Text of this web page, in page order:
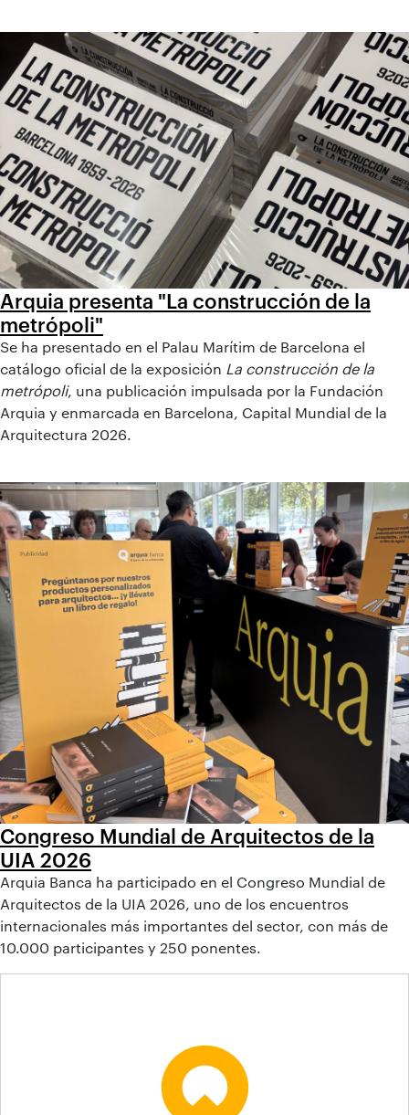
Arquia presenta "La construcción de la
metrópoli"
Se ha presentado en el Palau Marítim de Barcelona el
catálogo oficial de la exposición La construcción de la
metrópoli, una publicación impulsada por la Fundación
Arquia y enmarcada en Barcelona, Capital Mundial de la
Arquitectura 2026.
Congreso Mundial de Arquitectos de la
UIA 2026
Arquia Banca ha participado en el Congreso Mundial de
Arquitectos de la UIA 2026, uno de los encuentros
internacionales más importantes del sector, con más de
10.000 participantes y 250 ponentes.